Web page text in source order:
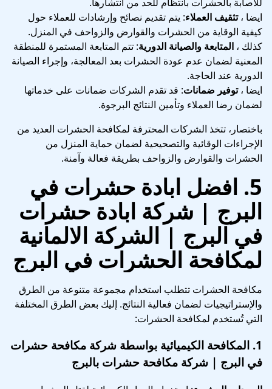
ايضا ،تثقيف العملاء: يتم تقديم نصائح وإرشادات للعملاء حول
كيفية الوقاية من الحشرات والقوارض والزواحف في المنزل.
كذلك ، المتابعة والصيانة الدورية: تتم المتابعة المستمرة للمنطقة
المعنية لضمان عدم عودة الحشرات بعد المعالجة، وإجراء الصيانة
الدورية عند الحاجة.
ايضا ،توفير ضمانات: قد تقدم الشركات ضمانات على خدماتها
لضمان رضا العملاء وتأمين النتائج البرجوة.
باختصار، تتخذ الشركات المحترفة لمكافحة الحشرات العديد من
الإجراءات الوقائية والتصحيحية لضمان حماية المنزل من
الحشرات والقوارض والزواحف بطريقة فعالة وآمنة.
5. افضل ابادة حشرات في
البرج | شركة ابادة حشرات
في البرج | الشركة الالمانية
لمكافحة الحشرات في البرج
مكافحة الحشرات تتطلب استخدام مجموعة متنوعة من الطرق
والإستراتيجيات لضمان فعالية النتائج. إليك بعض الطرق المختلفة
التي تُستخدم لمكافحة الحشرات:
1. المكافحة الكيميائية بواسطة شركة مكافحة حشرات
في البرج | شركة مكافحة حشرات بالبرج